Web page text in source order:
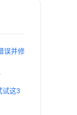
误并修
试这3